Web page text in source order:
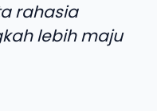
rahasia
lebih maju